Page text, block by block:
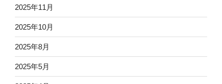
2025年11月
2025年10月
2025年8月
2025年5月